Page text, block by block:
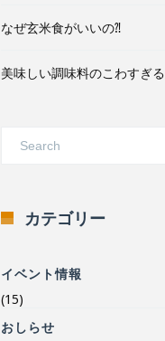
なぜ玄米食がいいの⁈
美味しい調味料のこわすぎる
カテゴリー
イベント情報
(15)
おしらせ